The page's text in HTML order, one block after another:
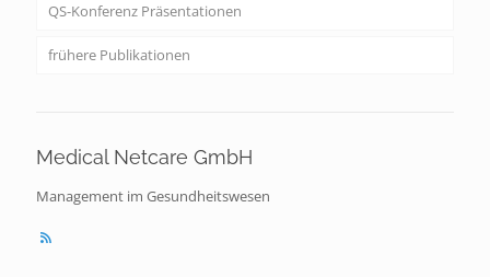
QS-Konferenz Präsentationen
frühere Publikationen
Medical Netcare GmbH
Management im Gesundheitswesen